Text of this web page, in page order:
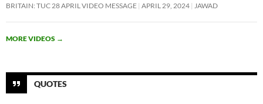
BRITAIN: TUC 28 APRIL VIDEO MESSAGE APRIL 29, 2024 JAWAD
MORE VIDEOS →
QUOTES